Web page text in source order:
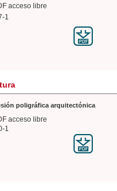
acceso libre
1
poligráfica arquitectónica
acceso libre
1